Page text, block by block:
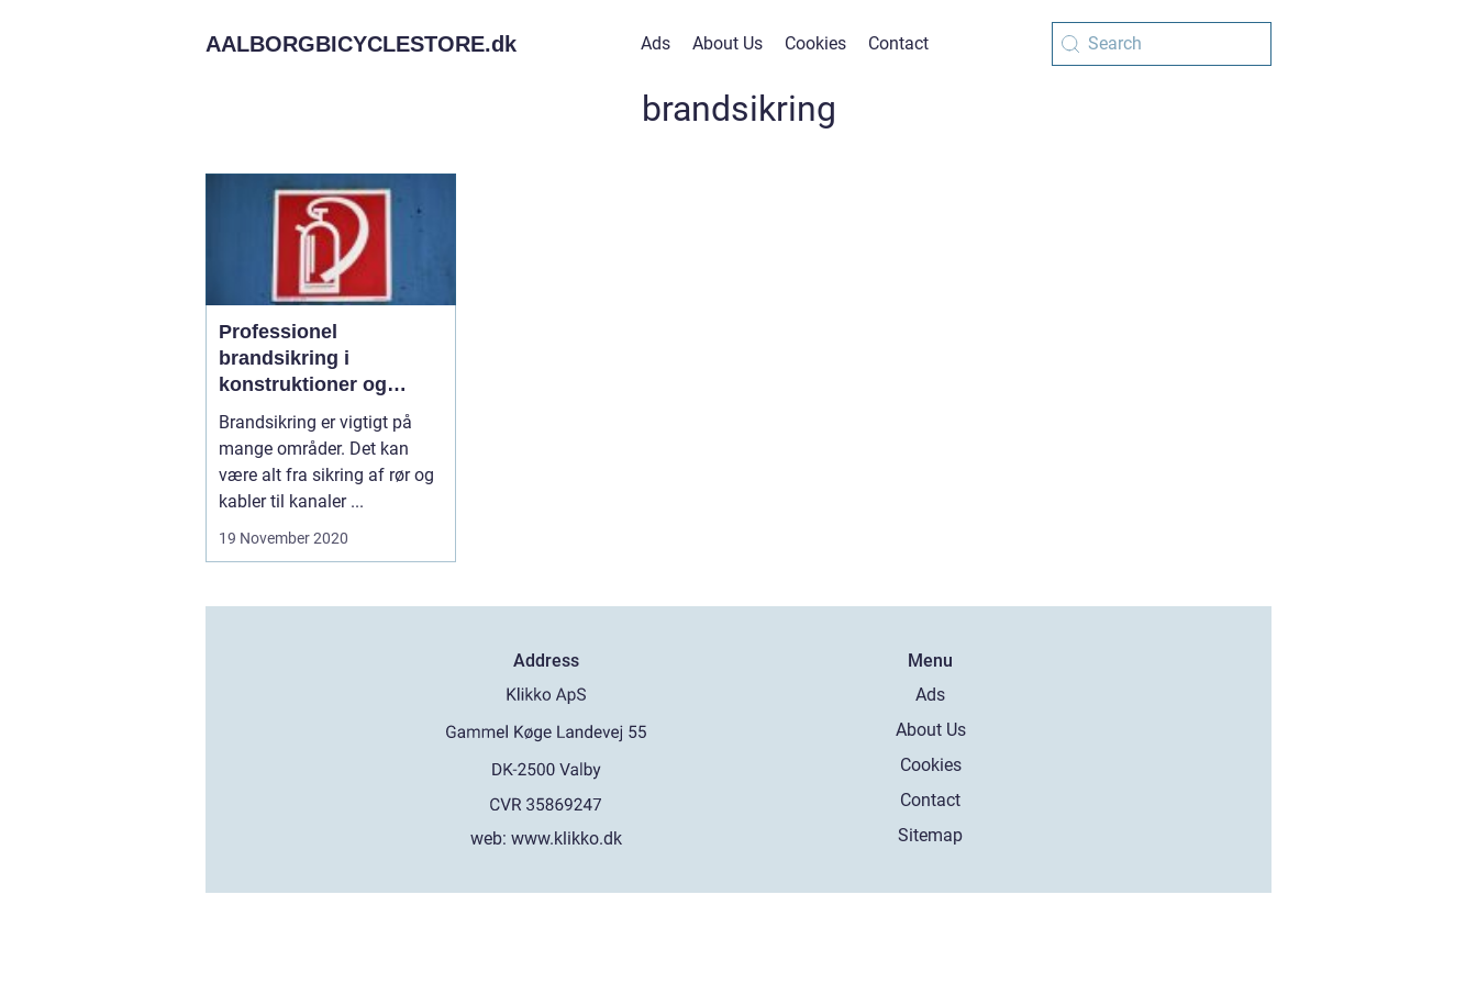
AALBORGBICYCLESTORE.dk Ads About Us Cookies Contact
brandsikring
Professionel
brandsikring i
konstruktioner og
byggeri
Brandsikring er vigtigt på
mange områder. Det kan
være alt fra sikring af rør og
kabler til kanaler ...
19 November 2020
Address
web:www.klikko.dk
Menu
Ads
About Us
Cookies
Contact
Sitemap